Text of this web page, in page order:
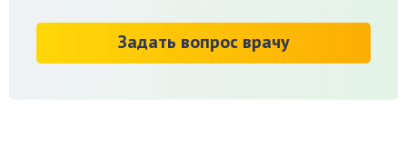
Задать вопрос врачу